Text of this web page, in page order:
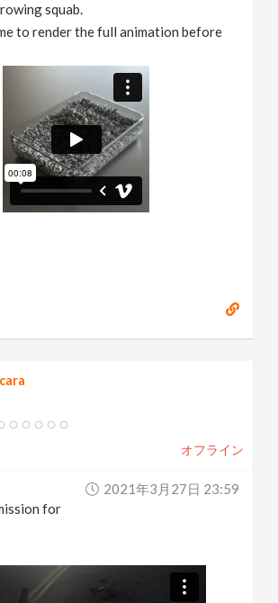
squab.
to render the full animation before
オフライン
2021年3月27日 23:59
for